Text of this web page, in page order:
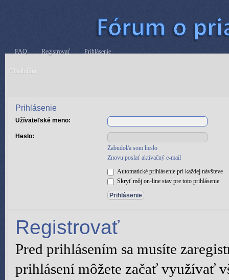
FAQ Registrovať Prihlásenie
Obsah fóra
Prihlásenie
Užívateľské meno:
Heslo:
Zabudol/a som heslo
Znovu poslať aktivačný e-mail
Automatické prihlásenie pri každej návšteve
Skryť môj on-line stav pre toto prihlásenie
Registrovať
Pred prihlásením sa musíte
prihlásení môžete začať využívať